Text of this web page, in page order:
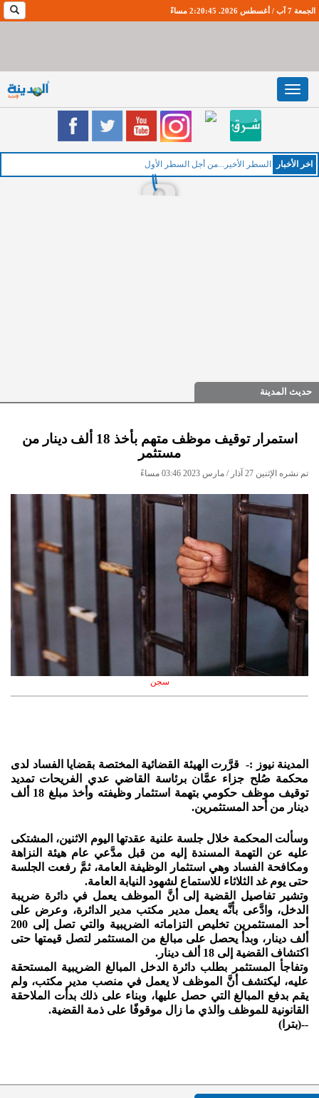
الجمعة 7 آب / أغسطس 2026. 2:20:46 مساءً
Toggle
navigation
اخر اﻷخبار
حديث المدينة
استمرار توقيف موظف متهم بأخذ 18 ألف دينار من
مستثمر
تم نشره الإثنين 27 آذار / مارس 2023 03:46 مساءً
سجن
المدينة نيوز :- قرَّرت الهيئة القضائية المختصة بقضايا الفساد لدى
محكمة صُلح جزاء عمَّان برئاسة القاضي عدي الفريحات تمديد
توقيف موظف حكومي بتهمة استثمار وظيفته وأخذ مبلغ 18 ألف
دينار من أحد المستثمرين.
وسألت المحكمة خلال جلسة علنية عقدتها اليوم الاثنين، المشتكى
عليه عن التهمة المسندة إليه من قبل مدَّعي عام هيئة النزاهة
ومكافحة الفساد وهي استثمار الوظيفة العامة، ثمَّ رفعت الجلسة
حتى يوم غد الثلاثاء للاستماع لشهود النيابة العامة.
وتشير تفاصيل القضية إلى أنَّ الموظف يعمل في دائرة ضريبة
الدخل، وادَّعى بأنَّه يعمل مدير مكتب مدير الدائرة، وعرض على
أحد المستثمرين تخليص التزاماته الضريبية والتي تصل إلى 200
ألف دينار، وبدأ يحصل على مبالغ من المستثمر لتصل قيمتها حتى
اكتشاف القضية إلى 18 ألف دينار.
وتفاجأ المستثمر بطلب دائرة الدخل المبالغ الضريبية المستحقة
عليه، ليكتشف أنَّ الموظف لا يعمل في منصب مدير مكتب، ولم
يقم بدفع المبالغ التي حصل عليها، وبناء على ذلك بدأت الملاحقة
القانونية للموظف والذي ما زال موقوفًا على ذمة القضية.
--(بترا)